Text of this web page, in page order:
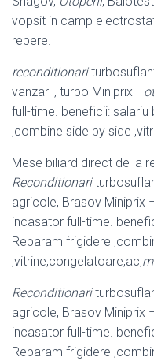
vopsit in camp
repere.
reconditionari
vanzari , turbo Miniprix –
full-time. beneficii:
,combine side by side
Mese biliard direct de la
Reconditionari
agricole, Brasov Miniprix
incasator full-time.
Reparam frigidere
,vitrine,congelatoare,ac,
Reconditionari
agricole, Brasov Miniprix
incasator full-time.
Reparam frigidere